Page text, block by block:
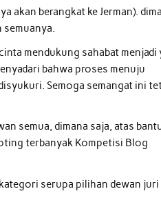
akan berangkat ke Jerman).
mendukung sahabat menjadi
bahwa proses menuju
Semoga semangat ini
semua, dimana saja, atas
terbanyak Kompetisi Blog
serupa pilihan dewan juri